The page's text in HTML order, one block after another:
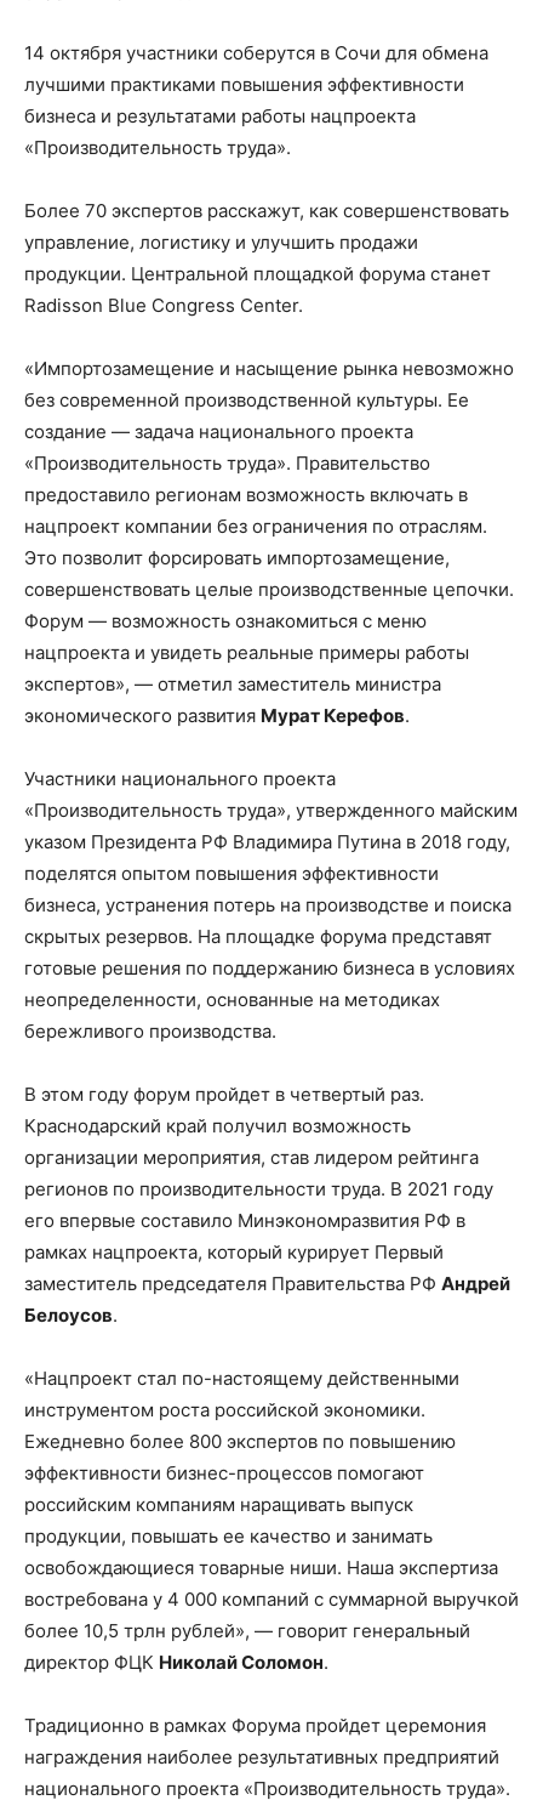
14 октября участники соберутся в Сочи для обмена
лучшими практиками повышения эффективности
бизнеса и результатами работы нацпроекта
«Производительность труда».
Более 70 экспертов расскажут, как совершенствовать
управление, логистику и улучшить продажи
продукции. Центральной площадкой форума станет
Radisson Blue Congress Center.
«Импортозамещение и насыщение рынка невозможно
без современной производственной культуры. Ее
создание — задача национального проекта
«Производительность труда». Правительство
предоставило регионам возможность включать в
нацпроект компании без ограничения по отраслям.
Это позволит форсировать импортозамещение,
совершенствовать целые производственные цепочки.
Форум — возможность ознакомиться с меню
нацпроекта и увидеть реальные примеры работы
экспертов», — отметил заместитель министра
экономического развития Мурат Керефов.
Участники национального проекта
«Производительность труда», утвержденного майским
указом Президента РФ Владимира Путина в 2018 году,
поделятся опытом повышения эффективности
бизнеса, устранения потерь на производстве и поиска
скрытых резервов. На площадке форума представят
готовые решения по поддержанию бизнеса в условиях
неопределенности, основанные на методиках
бережливого производства.
В этом году форум пройдет в четвертый раз.
Краснодарский край получил возможность
организации мероприятия, став лидером рейтинга
регионов по производительности труда. В 2021 году
его впервые составило Минэкономразвития РФ в
рамках нацпроекта, который курирует Первый
заместитель председателя Правительства РФ Андрей
Белоусов.
«Нацпроект стал по-настоящему действенными
инструментом роста российской экономики.
Ежедневно более 800 экспертов по повышению
эффективности бизнес-процессов помогают
российским компаниям наращивать выпуск
продукции, повышать ее качество и занимать
освобождающиеся товарные ниши. Наша экспертиза
востребована у 4 000 компаний с суммарной выручкой
более 10,5 трлн рублей», — говорит генеральный
директор ФЦК Николай Соломон.
Традиционно в рамках Форума пройдет церемония
награждения наиболее результативных предприятий
национального проекта «Производительность труда».